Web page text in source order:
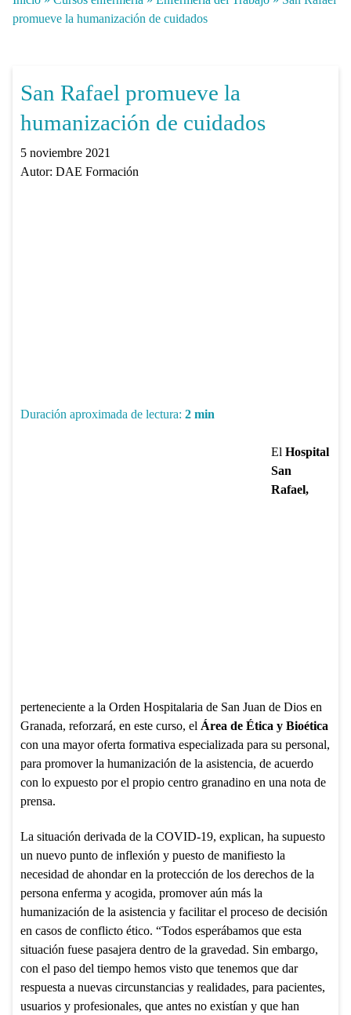
promueve la humanización de cuidados
San Rafael promueve la
humanización de cuidados
5 noviembre 2021
Autor: DAE Formación
Duración aproximada de lectura: 2 min
El Hospital
San
Rafael,
perteneciente a la Orden Hospitalaria de San Juan de Dios en
Granada, reforzará, en este curso, el Área de Ética y Bioética
con una mayor oferta formativa especializada para su personal,
para promover la humanización de la asistencia, de acuerdo
con lo expuesto por el propio centro granadino en una nota de
prensa.
La situación derivada de la COVID-19, explican, ha supuesto
un nuevo punto de inflexión y puesto de manifiesto la
necesidad de ahondar en la protección de los derechos de la
persona enferma y acogida, promover aún más la
humanización de la asistencia y facilitar el proceso de decisión
en casos de conflicto ético. “Todos esperábamos que esta
situación fuese pasajera dentro de la gravedad. Sin embargo,
con el paso del tiempo hemos visto que tenemos que dar
respuesta a nuevas circunstancias y realidades, para pacientes,
usuarios y profesionales, que antes no existían y que han